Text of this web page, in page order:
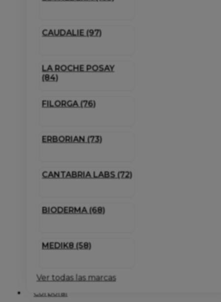
CAUDALIE (97)
LA ROCHE POSAY
(84)
FILORGA (76)
ERBORIAN (73)
CANTABRIA LABS (72)
BIODERMA (68)
MEDIK8 (58)
Ver todas las marcas
Corporal